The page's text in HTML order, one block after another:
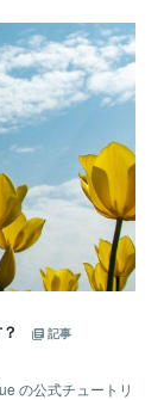
記事
の公式チュートリ